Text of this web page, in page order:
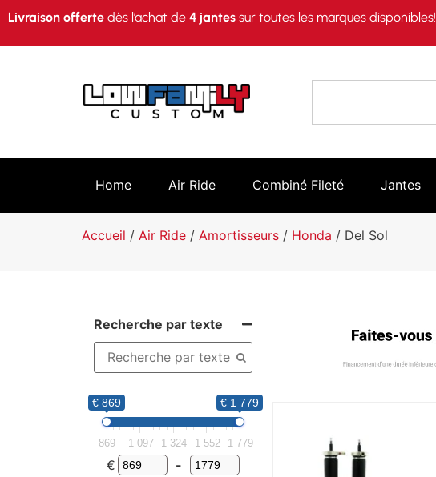
Livraison offerte dès l’achat de 4 jantes sur toutes les marques disponibles!
Home Air Ride Combiné Fileté Jantes
Accueil / Air Ride / Amortisseurs / Honda / Del Sol
Recherche par texte
€ 869 € 1 779
869 1 097 1 324 1 552 1 779
€ -